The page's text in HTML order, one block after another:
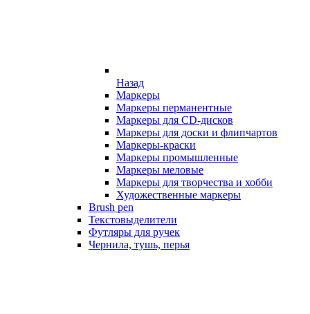
Назад
Маркеры
Маркеры перманентные
Маркеры для CD-дисков
Маркеры для доски и флипчартов
Маркеры-краски
Маркеры промышленные
Маркеры меловые
Маркеры для творчества и хобби
Художественные маркеры
Brush pen
Текстовыделители
Футляры для ручек
Чернила, тушь, перья